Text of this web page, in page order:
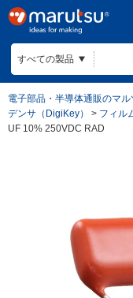
電子部品・半導体通販のマ
デンサ（DigiKey）
> フィル
UF 10% 250VDC RAD